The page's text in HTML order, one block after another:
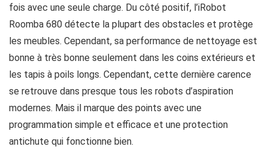
fois avec une seule charge. Du côté positif, l’iRobot
Roomba 680 détecte la plupart des obstacles et protège
les meubles. Cependant, sa performance de nettoyage est
bonne à très bonne seulement dans les coins extérieurs et
les tapis à poils longs. Cependant, cette dernière carence
se retrouve dans presque tous les robots d’aspiration
modernes. Mais il marque des points avec une
programmation simple et efficace et une protection
antichute qui fonctionne bien.